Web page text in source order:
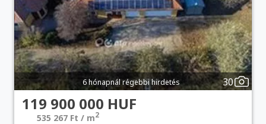
6 hónapnál régebbi hirdetés 30
119 900 000 HUF
535 267 Ft / m2